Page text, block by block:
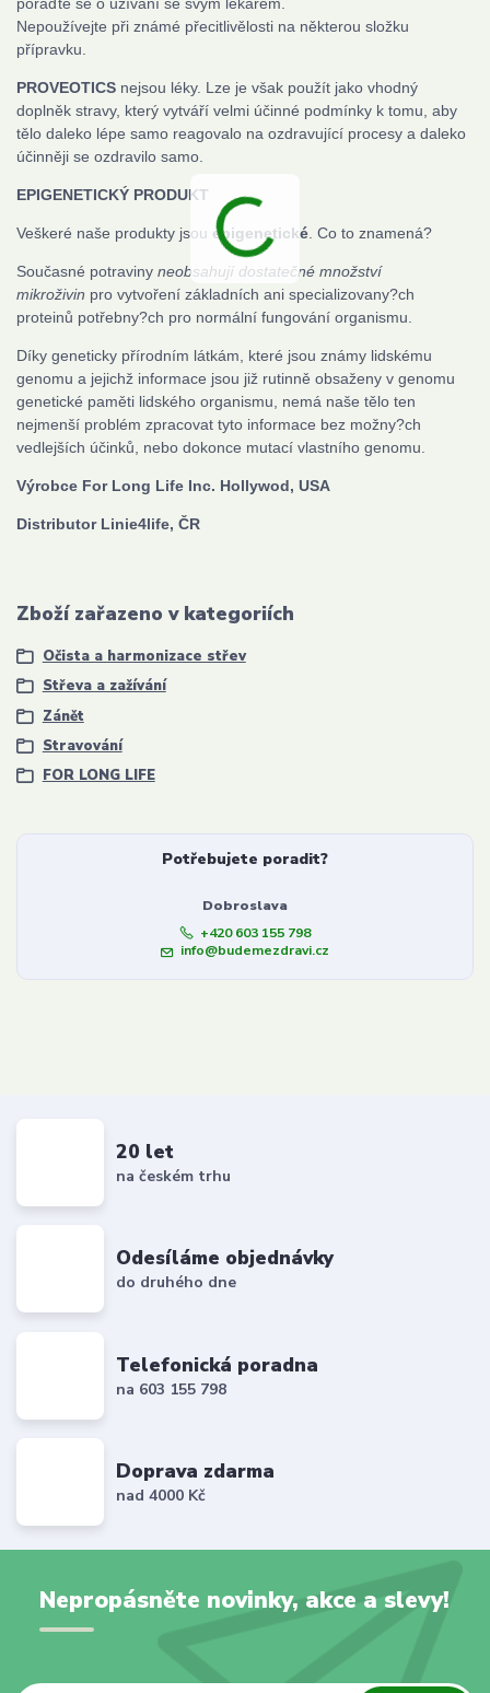
Nepoužívejte při známé přecitlivělosti na některou složku
přípravku.
PROVEOTICS nejsou léky. Lze je však použít jako vhodný
doplněk stravy, který vytváří velmi účinné podmínky k tomu, aby
tělo daleko lépe samo reagovalo na ozdravující procesy a daleko
účinněji se ozdravilo samo.
EPIGENETICKÝ PRODUKT
Veškeré naše produkty jsou epigenetické . Co to znamená?
Současné potraviny neobsahují dostatečné množství
mikroživin pro vytvoření základních ani specializovany?ch
proteinů potřebny?ch pro normální fungování organismu.
Díky geneticky přírodním látkám, které jsou známy lidskému
genomu a jejichž informace jsou již rutinně obsaženy v genomu
genetické paměti lidského organismu, nemá naše tělo ten
nejmenší problém zpracovat tyto informace bez možny?ch
vedlejších účinků, nebo dokonce mutací vlastního genomu.
Výrobce For Long Life Inc. Hollywod, USA
Distributor Linie4life, ČR
Zboží zařazeno v kategoriích
Očista a harmonizace střev
Střeva a zažívání
Zánět
Stravování
FOR LONG LIFE
Potřebujete poradit?
Dobroslava
+420 603 155 798
info@budemezdravi.cz
20 let
na českém trhu
Odesíláme objednávky
do druhého dne
Telefonická poradna
na 603 155 798
Doprava zdarma
nad 4000 Kč
Nepropásněte novinky, akce a slevy!